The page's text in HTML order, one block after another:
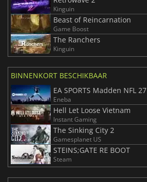
Kinguin
Beast of Reincarnation
Game Boost
The Ranchers
Kinguin
BINNENKORT BESCHIKBAAR
EA SPORTS Madden NFL 27
Eneba
Hell Let Loose Vietnam
Instant Gaming
The Sinking City 2
Gamesplanet US
STEINS;GATE RE BOOT
Steam